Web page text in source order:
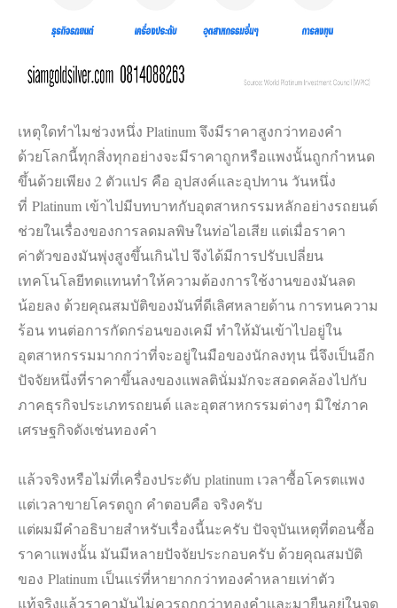
เหตุใดทำไมช่วงหนึ่ง Platinum จึงมีราคาสูงกว่าทองคำ
ด้วยโลกนี้ทุกสิ่งทุกอย่างจะมีราคาถูกหรือแพงนั้นถูกกำหนด
ขึ้นด้วยเพียง 2 ตัวแปร คือ อุปสงค์และอุปทาน วันหนึ่ง
ที่ Platinum เข้าไปมีบทบาทกับอุตสาหกรรมหลักอย่างรถยนต์
ช่วยในเรื่องของการลดมลพิษในท่อไอเสีย แต่เมื่อราคา
ค่าตัวของมันพุ่งสูงขึ้นเกินไป จึงได้มีการปรับเปลี่ยน
เทคโนโลยีทดแทนทำให้ความต้องการใช้งานของมันลด
น้อยลง ด้วยคุณสมบัติของมันที่ดีเลิศหลายด้าน การทนความ
ร้อน ทนต่อการกัดกร่อนของเคมี ทำให้มันเข้าไปอยู่ใน
อุตสาหกรรมมากกว่าที่จะอยู่ในมือของนักลงทุน นี่จึงเป็นอีก
ปัจจัยหนึ่งที่ราคาขึ้นลงของแพลตินั่มมักจะสอดคล้องไปกับ
ภาคธุรกิจประเภทรถยนต์ และอุตสาหกรรมต่างๆ มิใช่ภาค
เศรษฐกิจดังเช่นทองคำ
แล้วจริงหรือไม่ที่เครื่องประดับ platinum เวลาซื้อโครตแพง
แต่เวลาขายโครตถูก คำตอบคือ จริงครับ
แต่ผมมีคำอธิบายสำหรับเรื่องนี้นะครับ ปัจจุบันเหตุที่ตอนซื้อ
ราคาแพงนั้น มันมีหลายปัจจัยประกอบครับ ด้วยคุณสมบัติ
ของ Platinum เป็นแร่ที่หายากกว่าทองคำหลายเท่าตัว
แท้จริงแล้วราคามันไม่ควรถูกกว่าทองคำและมายืนอยู่ในจุด